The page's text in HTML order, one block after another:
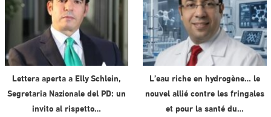
Lettera aperta a Elly Schlein,
Segretaria Nazionale del PD: un
invito al rispetto…
L’eau riche en hydrogène… le
nouvel allié contre les fringales
et pour la santé du…